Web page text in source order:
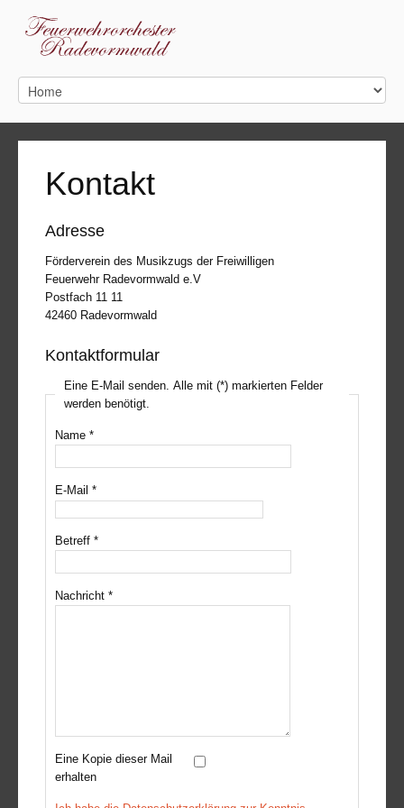
Kontakt
Adresse
Förderverein des Musikzugs der Freiwilligen
Feuerwehr Radevormwald e.V
Postfach 11 11
42460 Radevormwald
Kontaktformular
Eine E-Mail senden. Alle mit (*) markierten Felder
werden benötigt.
Name *
E-Mail *
Betreff *
Nachricht *
Eine Kopie dieser Mail
erhalten